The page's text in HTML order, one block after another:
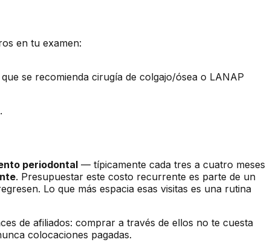
en tu examen:
se recomienda cirugía de colgajo/ósea o LANAP
periodontal — típicamente cada tres a cuatro meses
. Presupuestar este costo recurrente es parte de un
Lo que más espacia esas visitas es una rutina
de afiliados: comprar a través de ellos no te cuesta
colocaciones pagadas.